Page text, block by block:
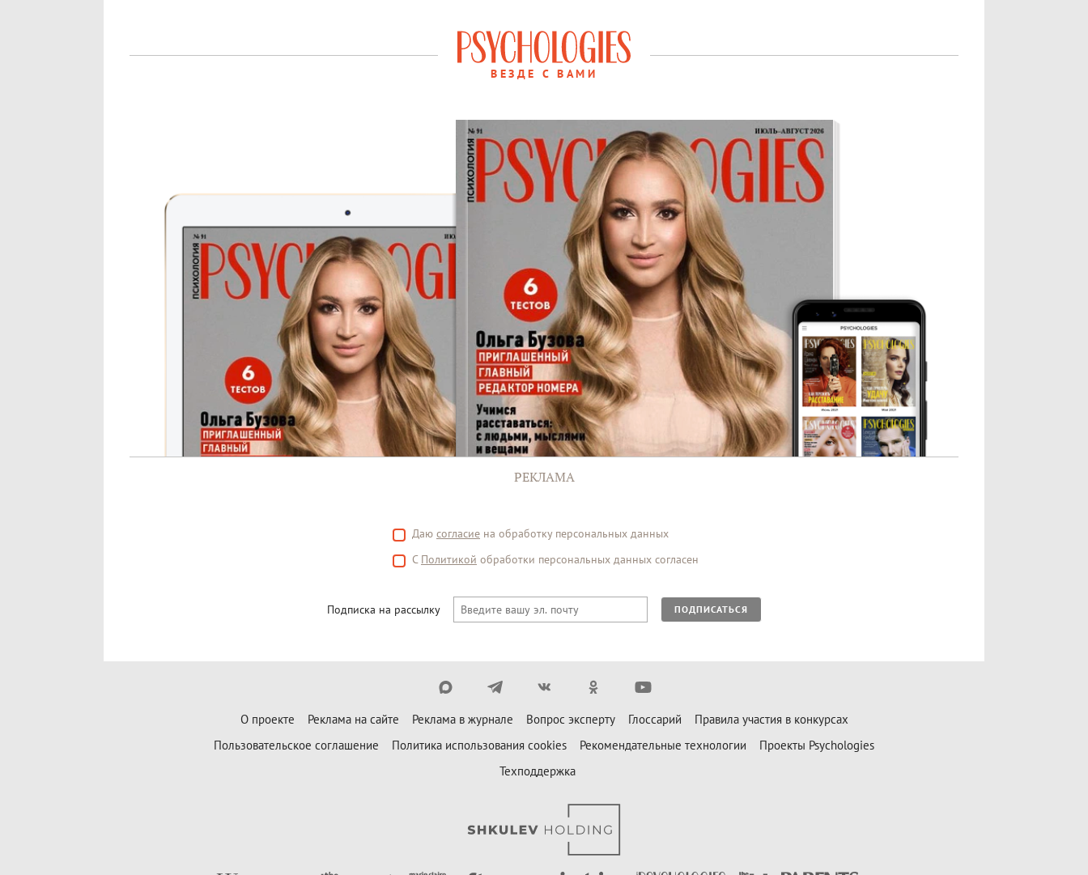
ВЕЗДЕ С ВАМИ
РЕКЛАМА
Даю согласие на обработку персональных данных
С Политикой обработки персональных данных согласен
Подписка на рассылку ПОДПИСАТЬСЯ
О проекте Реклама на сайте Реклама в журнале Вопрос эксперту Глоссарий
Правила участия в конкурсах
Пользовательское соглашение
Политика использования cookies Рекомендательные технологии
Проекты Psychologies
Техподдержка